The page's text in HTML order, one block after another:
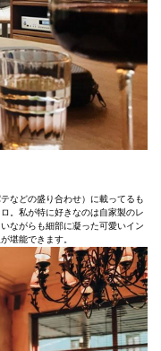
などの盛り合わせ）に載ってるも
。私が特に好きなのは自家製のレ
ながらも細部に凝った可愛いイン
堪能できます。